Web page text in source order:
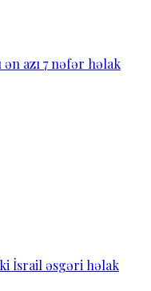
azı 7 nəfər həlak
İsrail əsgəri həlak